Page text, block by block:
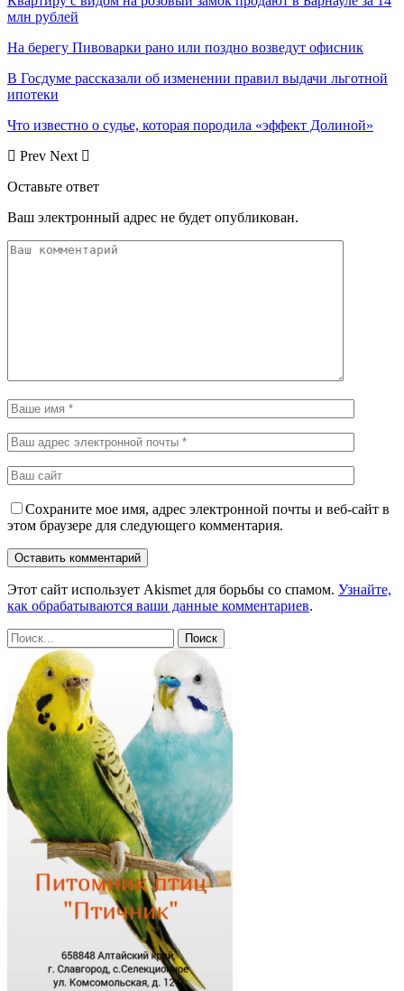
млн рублей
На берегу Пивоварки рано или поздно возведут офисник
В Госдуме рассказали об изменении правил выдачи льготной
ипотеки
Что известно о судье, которая породила «эффект Долиной»
Prev Next
Оставьте ответ
Ваш электронный адрес не будет опубликован.
Сохраните мое имя, адрес электронной почты и веб-сайт в
этом браузере для следующего комментария.
Этот сайт использует Akismet для борьбы со спамом. Узнайте,
как обрабатываются ваши данные комментариев.